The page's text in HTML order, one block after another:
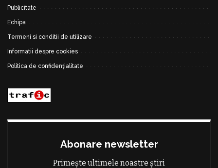
Publicitate
Echipa
Termeni si conditii de utilizare
Informatii despre cookies
Politica de confidențialitate
Abonare newsletter
Primește ultimele noastre știri